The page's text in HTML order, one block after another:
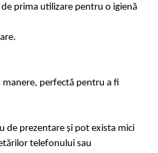
prima utilizare pentru o igienă
manere, perfectă pentru a fi
de prezentare și pot exista mici
telefonului sau